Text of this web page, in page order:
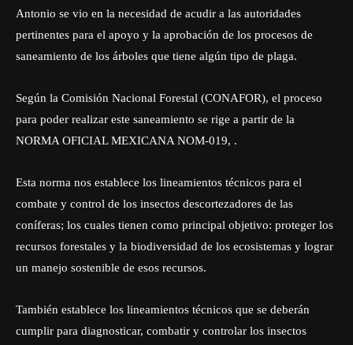
Antonio se vio en la necesidad de acudir a las autoridades
pertinentes para el apoyo y la aprobación de los procesos de
saneamiento de los árboles que tiene algún tipo de plaga.
Según la Comisión Nacional Forestal (CONAFOR), el proceso
para poder realizar este saneamiento se rige a partir de la
NORMA OFICIAL MEXICANA NOM-019, .
Esta norma nos establece los lineamientos técnicos para el
combate y control de los insectos descortezadores de las
coníferas; los cuales tienen como principal objetivo: proteger los
recursos forestales y la biodiversidad de los ecosistemas y lograr
un manejo sostenible de esos recursos.
También establece los lineamientos técnicos que se deberán
cumplir para diagnosticar, combatir y controlar los insectos